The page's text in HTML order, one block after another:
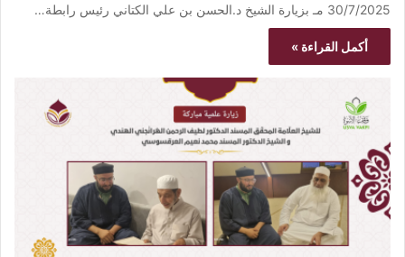
30/7/2025 مـ بزيارة الشيخ د.الحسن بن علي الكتاني رئيس رابطة…
أكمل القراءة »